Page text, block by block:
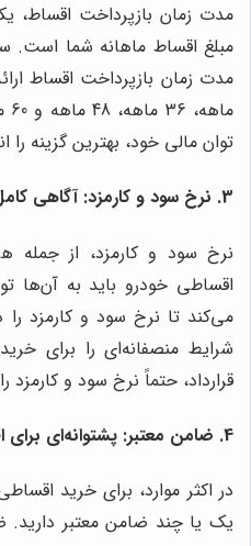
مدت زمان بازپرداخت اقساط،
مبلغ اقساط ماهانه شما است.
توان مالی خود، بهترین گزینه را
3. نرخ سود و کارمزد: آگاهی
نرخ سود و کارمزد، از جمله
اقساطی خودرو باید به آن‌ها
می‌کند تا نرخ سود و کارمزد
شرایط منصفانه‌ای را برای
قرارداد، حتماً نرخ سود و
4. ضامن معتبر: پشتوانه‌ای برای
در اکثر موارد، برای خرید
یک یا چند ضامن معتبر دارید.